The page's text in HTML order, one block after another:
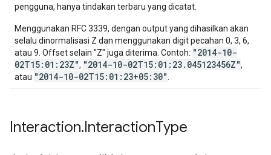
pengguna, hanya tindakan terbaru yang dicatat.
Menggunakan RFC 3339, dengan output yang dihasilkan akan
selalu dinormalisasi Z dan menggunakan digit pecahan 0, 3, 6,
atau 9. Offset selain "Z" juga diterima. Contoh: "2014-10-
02T15:01:23Z", "2014-10-02T15:01:23.045123456Z",
atau "2014-10-02T15:01:23+05:30"
Interaction.InteractionType